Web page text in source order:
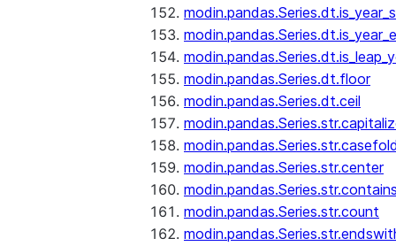
modin.pandas.Series.dt.floor
modin.pandas.Series.dt.ceil
modin.pandas.Series.str.center
modin.pandas.Series.str.count